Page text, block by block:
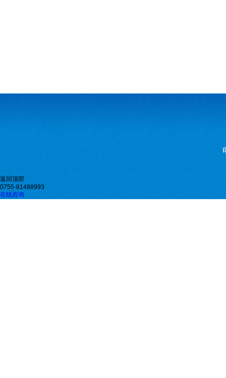
返回顶部
0755-81488993
在线咨询